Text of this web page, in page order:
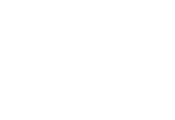
aanschaft.